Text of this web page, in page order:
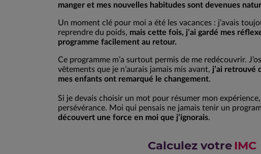
manger et mes nouvelles habitudes sont devenues
Un moment clé pour moi a été les vacances : j’avais
reprendre du poids, mais cette fois, j’ai gardé mes
programme facilement au retour.
Ce programme m’a surtout permis de me redécouvrir.
vêtements que je n’aurais jamais mis avant, j’ai retrouvé
mes enfants ont remarqué le changement.
Si je devais choisir un mot pour résumer mon
persévérance. Moi qui pensais ne jamais tenir un
découvert une force en moi que j’ignorais.
Calculez votre IMC